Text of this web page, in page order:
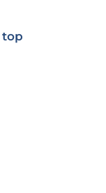
top